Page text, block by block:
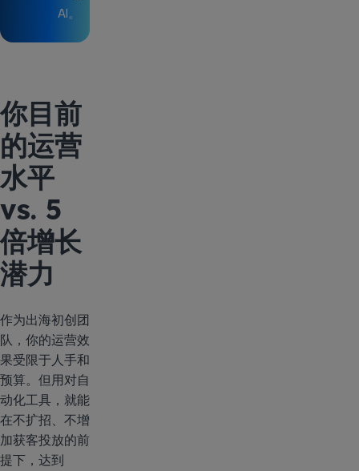
AI。
你目前
的运营
水平
vs. 5
倍增长
潜力
作为出海初创团
队，你的运营效
果受限于人手和
预算。但用对自
动化工具，就能
在不扩招、不增
加获客投放的前
提下，达到